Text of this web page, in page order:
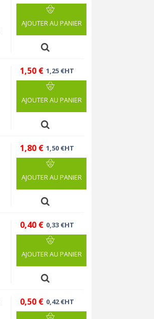
AJOUTER AU PANIER
1,50 € 1,25 €HT
AJOUTER AU PANIER
1,80 € 1,50 €HT
AJOUTER AU PANIER
0,40 € 0,33 €HT
AJOUTER AU PANIER
0,50 € 0,42 €HT